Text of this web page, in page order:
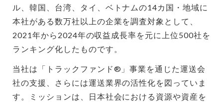
ル、韓国、台湾、タイ、ベトナムの14カ国・地域に
本社がある数万社以上の企業を調査対象として、
2021年から2024年の収益成長率を元に上位500社を
ランキング化したものです。
当社は「トラックファンド®」事業を通じた運送会
社の支援、さらには運送業界の活性化を図っていま
す。ミッションは、日本社会における資源や資産を